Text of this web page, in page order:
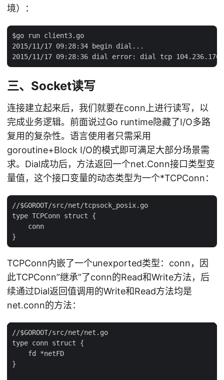
境）：
$go run client3.go
2015/11/17 09:28:34 begin dial...
三、Socket读写
连接建立起来后，我们就要在conn上进行读写，以
完成业务逻辑。前面说过Go runtime隐藏了I/O多路
复用的复杂性。语言使用者只需采用
goroutine+Block I/O的模式即可满足大部分场景需
求。Dial成功后，方法返回一个net.Conn接口类型变
量值，这个接口变量的动态类型为一个*TCPConn：
//$GOROOT/src/net/tcpsock_posix.go
type TCPConn struct {
    conn
TCPConn内嵌了一个unexported类型：conn，因
此TCPConn”继承”了conn的Read和Write方法，后
续通过Dial返回值调用的Write和Read方法均是
net.conn的方法：
//$GOROOT/src/net/net.go
type conn struct {
    fd *netFD
}